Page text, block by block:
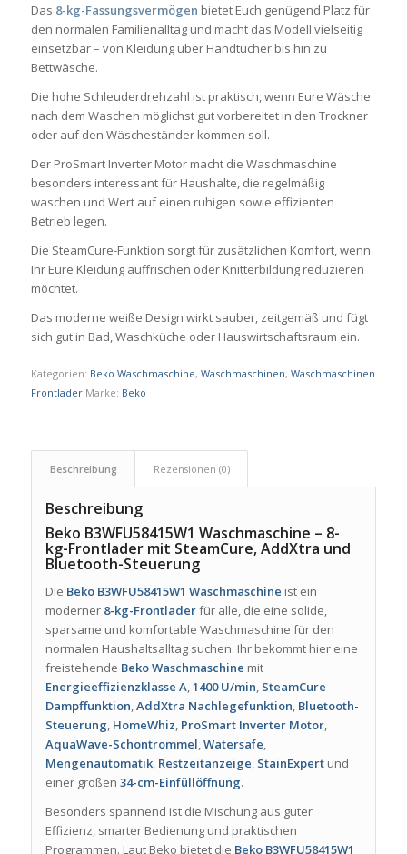
Das 8-kg-Fassungsvermögen bietet Euch genügend Platz für
den normalen Familienalltag und macht das Modell vielseitig
einsetzbar – von Kleidung über Handtücher bis hin zu
Bettwäsche.
Die hohe Schleuderdrehzahl ist praktisch, wenn Eure Wäsche
nach dem Waschen möglichst gut vorbereitet in den Trockner
oder auf den Wäscheständer kommen soll.
Der ProSmart Inverter Motor macht die Waschmaschine
besonders interessant für Haushalte, die regelmäßig
waschen und Wert auf einen ruhigen sowie effizienten
Betrieb legen.
Die SteamCure-Funktion sorgt für zusätzlichen Komfort, wenn
Ihr Eure Kleidung auffrischen oder Knitterbildung reduzieren
möchtet.
Das moderne weiße Design wirkt sauber, zeitgemäß und fügt
sich gut in Bad, Waschküche oder Hauswirtschaftsraum ein.
Kategorien: Beko Waschmaschine, Waschmaschinen, Waschmaschinen
Frontlader Marke: Beko
Beschreibung Rezensionen (0)
Beschreibung
Beko B3WFU58415W1 Waschmaschine – 8-
kg-Frontlader mit SteamCure, AddXtra und
Bluetooth-Steuerung
Die Beko B3WFU58415W1 Waschmaschine ist ein
moderner 8-kg-Frontladerfür alle, die eine solide,
sparsame und komfortable Waschmaschine für den
normalen Haushaltsalltag suchen. Ihr bekommt hier eine
freistehende Beko Waschmaschine mit
Energieeffizienzklasse A,1400 U/min, SteamCure
Dampffunktion,AddXtra Nachlegefunktion, Bluetooth-
Steuerung, HomeWhiz, ProSmart Inverter Motor,
AquaWave-Schontrommel,Watersafe,
Mengenautomatik, Restzeitanzeige, StainExpertund
einer großen 34-cm-Einfüllöffnung.
Besonders spannend ist die Mischung aus guter
Effizienz, smarter Bedienung und praktischen
Programmen. Laut Beko bietet die Beko B3WFU58415W1